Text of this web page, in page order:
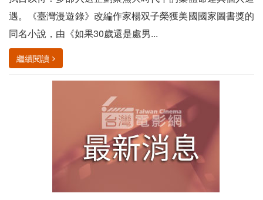
遇。《臺灣漫遊錄》改編作家楊双子榮獲美國國家圖書獎的
同名小說，由《如果30歲還是處男...
繼續閱讀